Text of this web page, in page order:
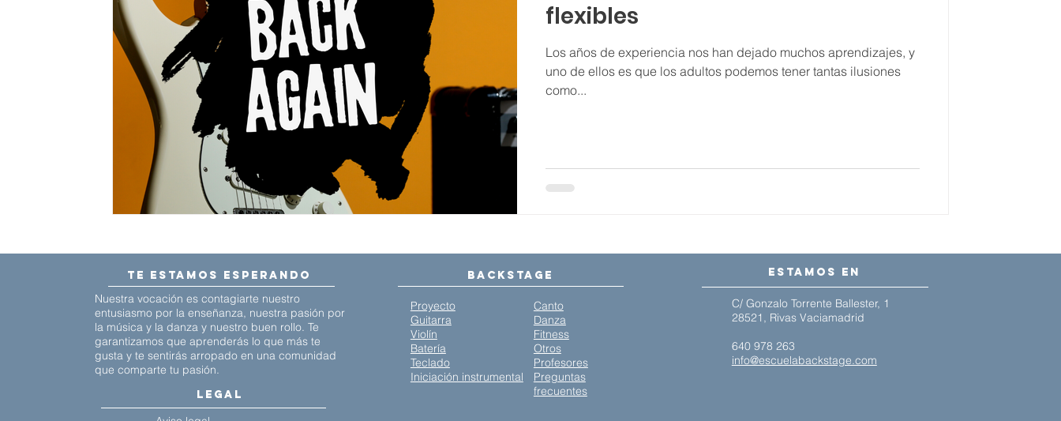
flexibles
Los años de experiencia nos han dejado muchos aprendizajes, y
uno de ellos es que los adultos podemos tener tantas ilusiones
como...
te estamos esperando
Nuestra vocación es contagiarte nuestro
entusiasmo por la enseñanza, nuestra pasión por
la música y la danza y nuestro buen rollo. Te
garantizamos que aprenderás lo que más te
gusta y te sentirás arropado en una comunidad
que comparte tu pasión.
legal
Backstage
Proyecto
Guitarra
Violín
Batería
Teclado
Iniciación instrumental
Canto
Danza
Fitness
Otros
Profesores
Preguntas
frecuentes
estamos en
C/ Gonzalo Torrente Ballester, 1
28521, Rivas Vaciamadrid
640 978 263
info@escuelabackstage.com